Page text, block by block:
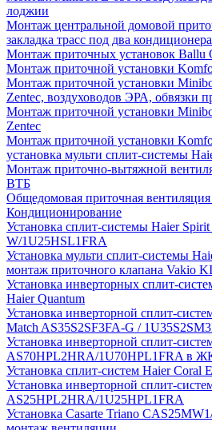
лоджии
Монтаж центральной домовой
закладка трасс под два кондиционера
Монтаж приточных установок Ballu
Монтаж приточной установки
Монтаж приточной установки
Zentec, воздуховодов ЭРА, обвязки
Монтаж приточной установки
Zentec
Монтаж приточной установки
установка мульти сплит-системы
Монтаж приточно-вытяжной
ВТБ
Общедомовая приточная вентиляция
Кондиционирование
Установка сплит-системы Haier
W/1U25HSL1FRA
Установка мульти сплит-системы
монтаж приточного клапана Vakio
Установка инверторных сплит-
Haier Quantum
Установка инверторной сплит-
Match AS35S2SF3FA-G /
Установка инверторной сплит-
AS70HPL2HRA/1U70HPL1FRA в
Установка сплит-систем Haier Coral
Установка инверторной сплит-
AS25HPL2HRA/1U25HPL1FRA
Установка Casarte Triano